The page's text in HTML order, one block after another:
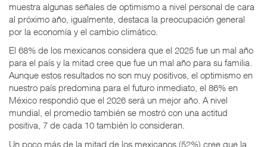
muestra algunas señales de optimismo a nivel personal de cara
al próximo año, igualmente, destaca la preocupación general
por la economía y el cambio climático.
El 68% de los mexicanos considera que el 2025 fue un mal año
para el país y la mitad cree que fue un mal año para su familia.
Aunque estos resultados no son muy positivos, el optimismo en
nuestro país predomina para el futuro inmediato, el 86% en
México respondió que el 2026 será un mejor año. A nivel
mundial, el promedio también se mostró con una actitud
positiva, 7 de cada 10 también lo consideran.
Un poco más de la mitad de los mexicanos (52%) cree que la